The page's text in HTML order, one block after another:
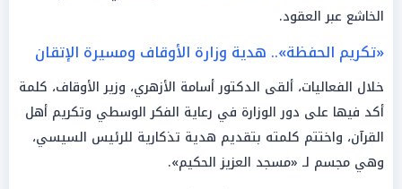
الخاشع عبر العقود.
«تكريم الحفظة».. هدية وزارة الأوقاف ومسيرة الإتقان
خلال الفعاليات، ألقى الدكتور أسامة الأزهري، وزير الأوقاف، كلمة
أكد فيها على دور الوزارة في رعاية الفكر الوسطي وتكريم أهل
القرآن، واختتم كلمته بتقديم هدية تذكارية للرئيس السيسي،
وهي مجسم لـ «مسجد العزيز الحكيم».